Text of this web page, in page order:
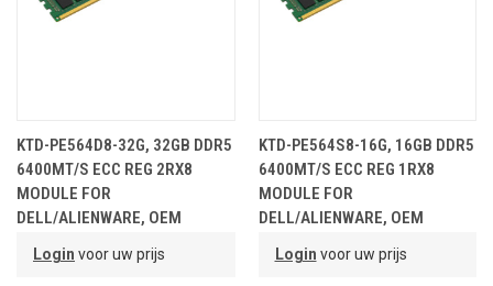
KTD-PE564D8-32G, 32GB DDR5
6400MT/S ECC REG 2RX8
MODULE FOR
DELL/ALIENWARE, OEM
Login voor uw prijs
KTD-PE564S8-16G, 16GB DDR5
6400MT/S ECC REG 1RX8
MODULE FOR
DELL/ALIENWARE, OEM
Login voor uw prijs